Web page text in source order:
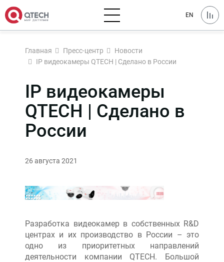
EN
Главная Пресс-центр
Новости
IP видеокамеры QTECH | Сделано в России
IP видеокамеры
QTECH | Сделано в
России
26 августа 2021
Разработка видеокамер в собственных R&D
центрах и их производство в России – это
одно из приоритетных направлений
деятельности компании QTECH. Большой